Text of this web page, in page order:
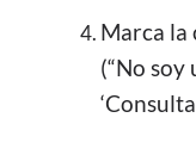
Marca la
(“No soy